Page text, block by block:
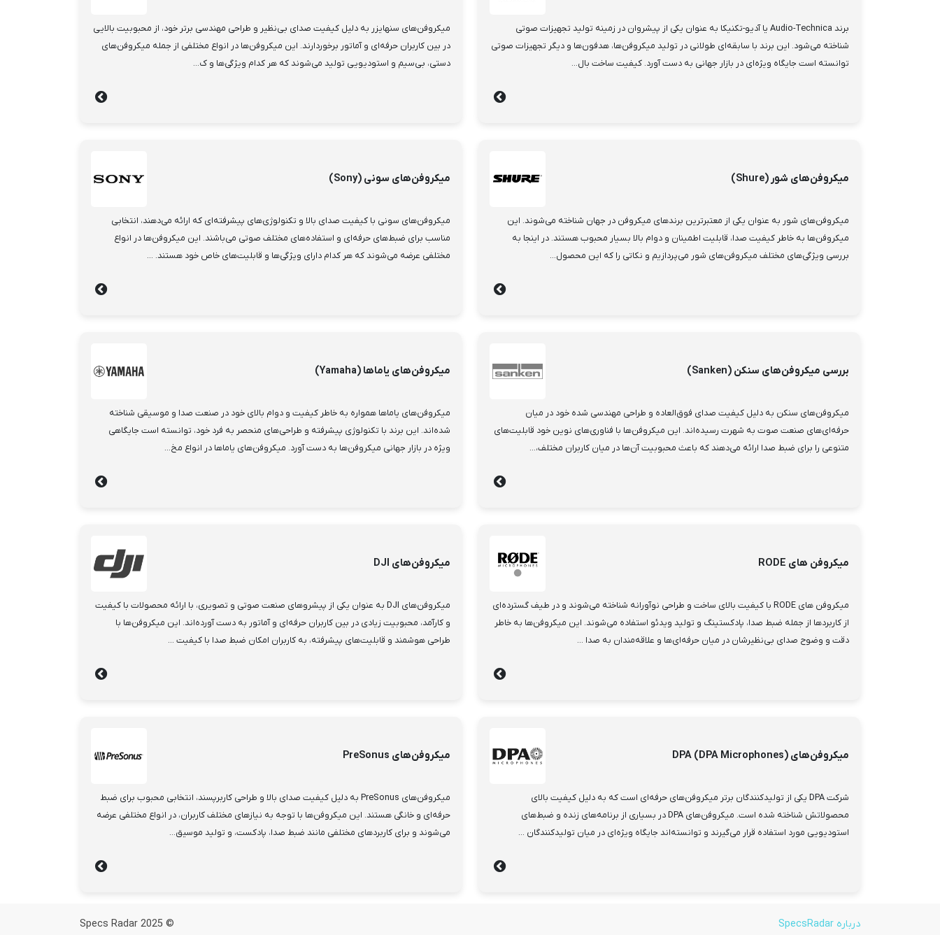
برند Audio-Technica یا آدیو-تکنیکا به عنوان یکی از پیشروان در زمینه تولید تجهیزات صوتی
شناخته می‌شود. این برند با سابقه‌ای طولانی در تولید میکروفن‌ها، هدفون‌ها و دیگر تجهیزات صوتی
توانسته است جایگاه ویژه‌ای در بازار جهانی به دست آورد. کیفیت ساخت بال...
میکروفن‌های سنهایزر به دلیل کیفیت صدای بی‌نظیر و طراحی مهندسی برتر خود، از محبوبیت بالایی
در بین کاربران حرفه‌ای و آماتور برخوردارند. این میکروفن‌ها در انواع مختلفی از جمله میکروفن‌های
دستی، بی‌سیم و استودیویی تولید می‌شوند که هر کدام ویژگی‌ها و ک...
میکروفن‌های شور (Shure)
میکروفن‌های شور به عنوان یکی از معتبرترین برندهای میکروفن در جهان شناخته می‌شوند. این
میکروفن‌ها به خاطر کیفیت صدا، قابلیت اطمینان و دوام بالا بسیار محبوب هستند. در اینجا به
بررسی ویژگی‌های مختلف میکروفن‌های شور می‌پردازیم و نکاتی را که این محصول...
میکروفن‌های سونی (Sony)
میکروفن‌های سونی با کیفیت صدای بالا و تکنولوژی‌های پیشرفته‌ای که ارائه می‌دهند، انتخابی
مناسب برای ضبط‌های حرفه‌ای و استفاده‌های مختلف صوتی می‌باشند. این میکروفن‌ها در انواع
مختلفی عرضه می‌شوند که هر کدام دارای ویژگی‌ها و قابلیت‌های خاص خود هستند. ...
بررسی میکروفن‌های سنکن (Sanken)
میکروفن‌های سنکن به دلیل کیفیت صدای فوق‌العاده و طراحی مهندسی شده خود در میان
حرفه‌ای‌های صنعت صوت به شهرت رسیده‌اند. این میکروفن‌ها با فناوری‌های نوین خود قابلیت‌های
متنوعی را برای ضبط صدا ارائه می‌دهند که باعث محبوبیت آن‌ها در میان کاربران مختلف،...
میکروفن‌های یاماها (Yamaha)
میکروفن‌های یاماها همواره به خاطر کیفیت و دوام بالای خود در صنعت صدا و موسیقی شناخته
شده‌اند. این برند با تکنولوژی پیشرفته و طراحی‌های منحصر به فرد خود، توانسته است جایگاهی
ویژه در بازار جهانی میکروفن‌ها به دست آورد. میکروفن‌های یاماها در انواع مخ...
میکروفن های RODE
میکروفن های RODE با کیفیت بالای ساخت و طراحی نوآورانه شناخته می‌شوند و در طیف گسترده‌ای
از کاربردها از جمله ضبط صدا، پادکستینگ و تولید ویدئو استفاده می‌شوند. این میکروفن‌ها به خاطر
دقت و وضوح صدای بی‌نظیرشان در میان حرفه‌ای‌ها و علاقه‌مندان به صدا ...
میکروفن‌های DJI
میکروفن‌های DJI به عنوان یکی از پیشروهای صنعت صوتی و تصویری، با ارائه محصولات با کیفیت
و کارآمد، محبوبیت زیادی در بین کاربران حرفه‌ای و آماتور به دست آورده‌اند. این میکروفن‌ها با
طراحی هوشمند و قابلیت‌های پیشرفته، به کاربران امکان ضبط صدا با کیفیت ...
میکروفن‌های DPA (DPA Microphones)
شرکت DPA یکی از تولیدکنندگان برتر میکروفن‌های حرفه‌ای است که به دلیل کیفیت بالای
محصولاتش شناخته شده است. میکروفن‌های DPA در بسیاری از برنامه‌های زنده و ضبط‌های
استودیویی مورد استفاده قرار می‌گیرند و توانسته‌اند جایگاه ویژه‌ای در میان تولیدکنندگان ...
میکروفن‌های PreSonus
میکروفن‌های PreSonus به دلیل کیفیت صدای بالا و طراحی کاربرپسند، انتخابی محبوب برای ضبط
حرفه‌ای و خانگی هستند. این میکروفن‌ها با توجه به نیازهای مختلف کاربران، در انواع مختلفی عرضه
می‌شوند و برای کاربردهای مختلفی مانند ضبط صدا، پادکست، و تولید موسیق...
درباره SpecsRadar © 2025 Specs Radar